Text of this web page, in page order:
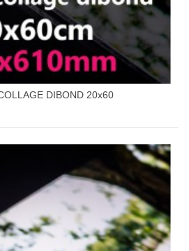
DIBOND 20x60